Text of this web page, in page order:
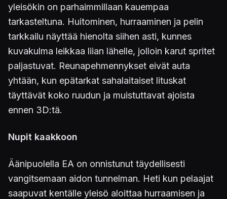
yleisökin on parhaimmillaan kauempaa
tarkasteltuna. Huitominen, hurraaminen ja pelin
tarkkailu näyttää hienolta siihen asti, kunnes
kuvakulma leikkaa liian lähelle, jolloin karut spritet
paljastuvat. Reunapehmennykset eivät auta
yhtään, kun epätarkat sahalaitaiset lituskat
täyttävät koko ruudun ja muistuttavat ajoista
ennen 3D:tä.
Nupit kaakkoon
Äänipuolella EA on onnistunut täydellisesti
vangitsemaan aidon tunnelman. Heti kun pelaajat
saapuvat kentälle yleisö aloittaa hurraamisen ja